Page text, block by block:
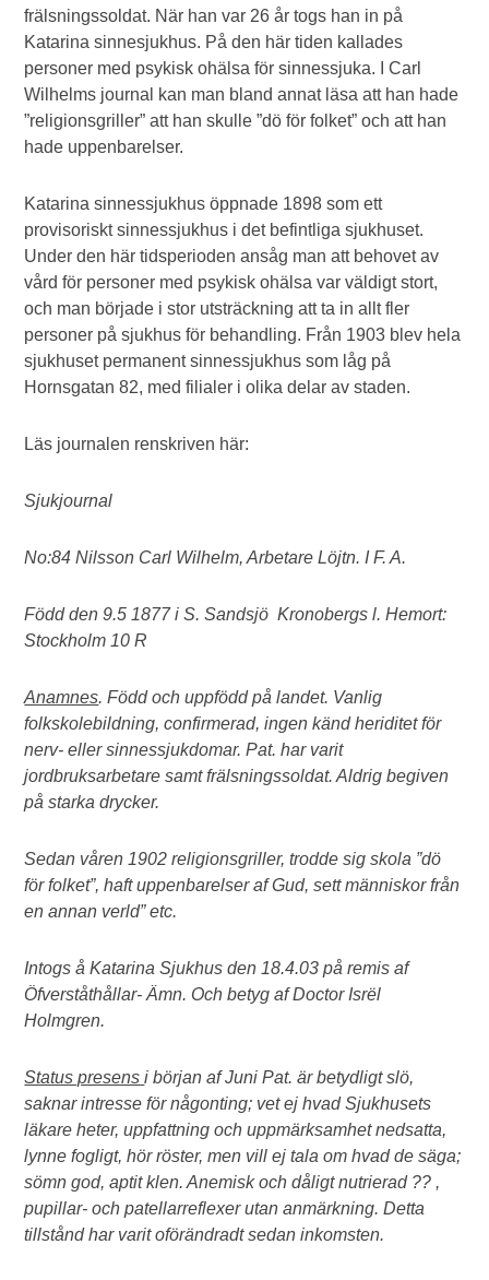
frälsningssoldat. När han var 26 år togs han in på
Katarina sinnesjukhus. På den här tiden kallades
personer med psykisk ohälsa för sinnessjuka. I Carl
Wilhelms journal kan man bland annat läsa att han hade
”religionsgriller” att han skulle ”dö för folket” och att han
hade uppenbarelser.
Katarina sinnessjukhus öppnade 1898 som ett
provisoriskt sinnessjukhus i det befintliga sjukhuset.
Under den här tidsperioden ansåg man att behovet av
vård för personer med psykisk ohälsa var väldigt stort,
och man började i stor utsträckning att ta in allt fler
personer på sjukhus för behandling. Från 1903 blev hela
sjukhuset permanent sinnessjukhus som låg på
Hornsgatan 82, med filialer i olika delar av staden.
Läs journalen renskriven här:
Sjukjournal
No:84 Nilsson Carl Wilhelm, Arbetare Löjtn. I F. A.
Född den 9.5 1877 i S. Sandsjö Kronobergs l. Hemort:
Stockholm 10 R
Anamnes. Född och uppfödd på landet. Vanlig
folkskolebildning, confirmerad, ingen känd heriditet för
nerv- eller sinnessjukdomar. Pat. har varit
jordbruksarbetare samt frälsningssoldat. Aldrig begiven
på starka drycker.
Sedan våren 1902 religionsgriller, trodde sig skola ”dö
för folket”, haft uppenbarelser af Gud, sett människor från
en annan verld” etc.
Intogs å Katarina Sjukhus den 18.4.03 på remis af
Öfverståthållar- Ämn. Och betyg af Doctor Isrël
Holmgren.
Status presensi början af Juni Pat. är betydligt slö,
saknar intresse för någonting; vet ej hvad Sjukhusets
läkare heter, uppfattning och uppmärksamhet nedsatta,
lynne fogligt, hör röster, men vill ej tala om hvad de säga;
sömn god, aptit klen. Anemisk och dåligt nutrierad ?? ,
pupillar- och patellarreflexer utan anmärkning. Detta
tillstånd har varit oförändradt sedan inkomsten.